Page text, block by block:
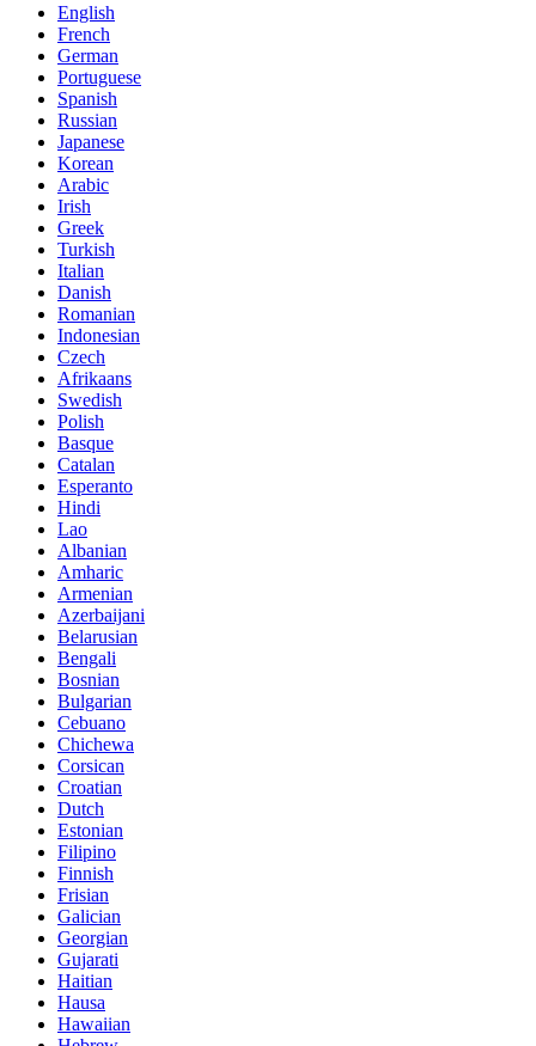
English
French
German
Portuguese
Spanish
Russian
Japanese
Korean
Arabic
Irish
Greek
Turkish
Italian
Danish
Romanian
Indonesian
Czech
Afrikaans
Swedish
Polish
Basque
Catalan
Esperanto
Hindi
Lao
Albanian
Amharic
Armenian
Azerbaijani
Belarusian
Bengali
Bosnian
Bulgarian
Cebuano
Chichewa
Corsican
Croatian
Dutch
Estonian
Filipino
Finnish
Frisian
Galician
Georgian
Gujarati
Haitian
Hausa
Hawaiian